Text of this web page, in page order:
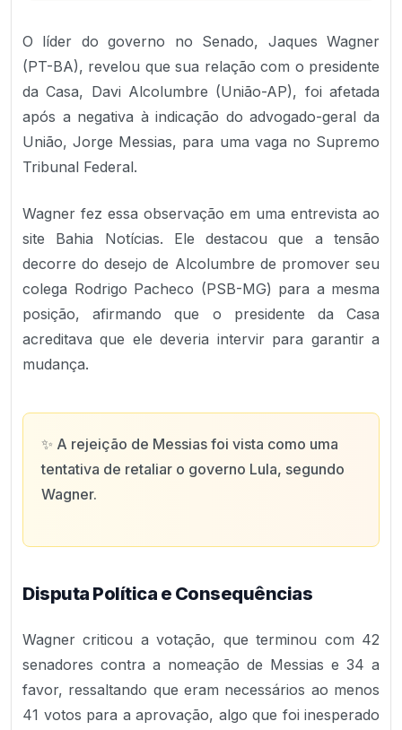
O líder do governo no Senado, Jaques Wagner
(PT-BA), revelou que sua relação com o presidente
da Casa, Davi Alcolumbre (União-AP), foi afetada
após a negativa à indicação do advogado-geral da
União, Jorge Messias, para uma vaga no Supremo
Tribunal Federal.
Wagner fez essa observação em uma entrevista ao
site Bahia Notícias. Ele destacou que a tensão
decorre do desejo de Alcolumbre de promover seu
colega Rodrigo Pacheco (PSB-MG) para a mesma
posição, afirmando que o presidente da Casa
acreditava que ele deveria intervir para garantir a
mudança.
✨ A rejeição de Messias foi vista como uma
tentativa de retaliar o governo Lula, segundo
Wagner.
Disputa Política e Consequências
Wagner criticou a votação, que terminou com 42
senadores contra a nomeação de Messias e 34 a
favor, ressaltando que eram necessários ao menos
41 votos para a aprovação, algo que foi inesperado